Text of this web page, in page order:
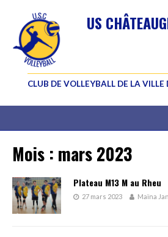
US
CLUB DE VOLLEYBALL DE LA
Mois : mars 2023
Plateau M13 M au Rheu
27 mars 2023 Maïna Jan